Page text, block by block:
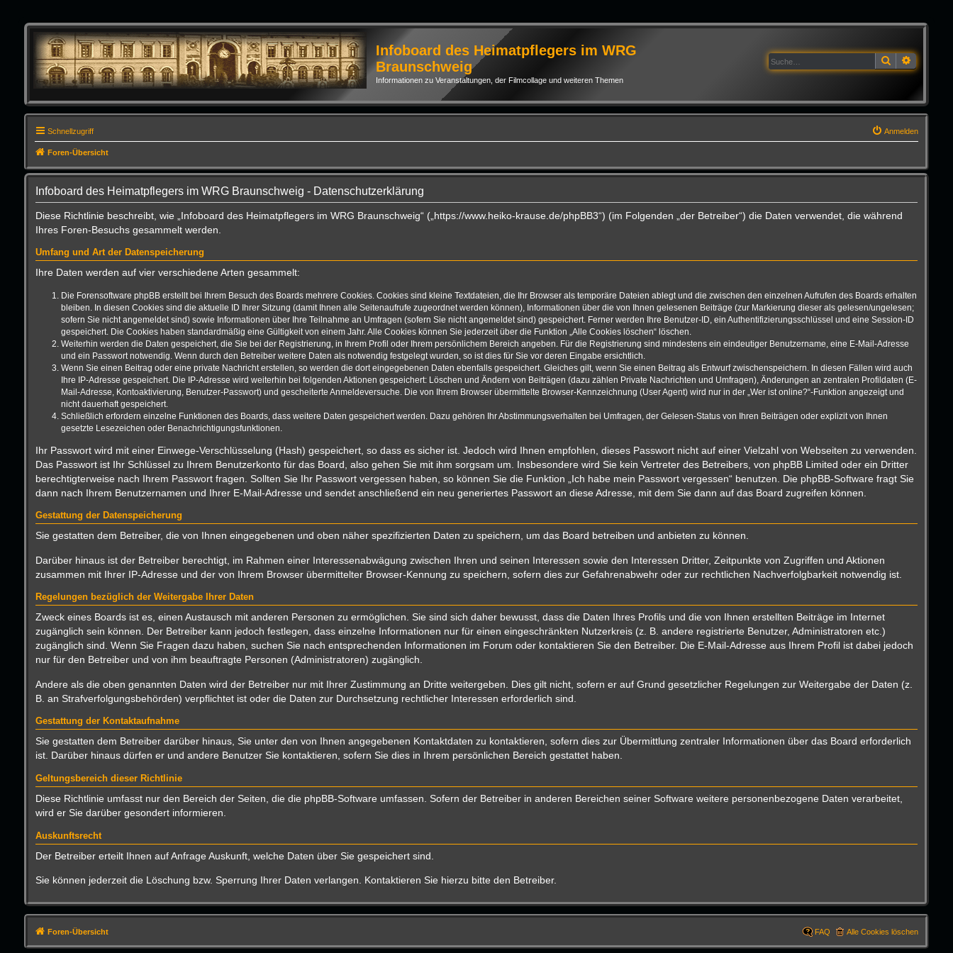
Infoboard des Heimatpflegers im WRG
Braunschweig
Informationen zu Veranstaltungen, der Filmcollage und weiteren Themen
Suche
Schnellzugriff Anmelden
Foren-Übersicht
Infoboard des Heimatpflegers im WRG Braunschweig - Datenschutzerklärung
Diese Richtlinie beschreibt, wie „Infoboard des Heimatpflegers im WRG Braunschweig“ („https://www.heiko-krause.de/phpBB3“) (im Folgenden „der Betreiber“) die Daten verwendet, die während
Ihres Foren-Besuchs gesammelt werden.
Umfang und Art der Datenspeicherung
Ihre Daten werden auf vier verschiedene Arten gesammelt:
Die Forensoftware phpBB erstellt bei Ihrem Besuch des Boards mehrere Cookies. Cookies sind kleine Textdateien, die Ihr Browser als temporäre Dateien ablegt und die zwischen den einzelnen Aufrufen des Boards erhalten
bleiben. In diesen Cookies sind die aktuelle ID Ihrer Sitzung (damit Ihnen alle Seitenaufrufe zugeordnet werden können), Informationen über die von Ihnen gelesenen Beiträge (zur Markierung dieser als gelesen/ungelesen;
sofern Sie nicht angemeldet sind) sowie Informationen über Ihre Teilnahme an Umfragen (sofern Sie nicht angemeldet sind) gespeichert. Ferner werden Ihre Benutzer-ID, ein Authentifizierungsschlüssel und eine Session-ID
gespeichert. Die Cookies haben standardmäßig eine Gültigkeit von einem Jahr. Alle Cookies können Sie jederzeit über die Funktion „Alle Cookies löschen“ löschen.
Weiterhin werden die Daten gespeichert, die Sie bei der Registrierung, in Ihrem Profil oder Ihrem persönlichem Bereich angeben. Für die Registrierung sind mindestens ein eindeutiger Benutzername, eine E-Mail-Adresse
und ein Passwort notwendig. Wenn durch den Betreiber weitere Daten als notwendig festgelegt wurden, so ist dies für Sie vor deren Eingabe ersichtlich.
Wenn Sie einen Beitrag oder eine private Nachricht erstellen, so werden die dort eingegebenen Daten ebenfalls gespeichert. Gleiches gilt, wenn Sie einen Beitrag als Entwurf zwischenspeichern. In diesen Fällen wird auch
Ihre IP-Adresse gespeichert. Die IP-Adresse wird weiterhin bei folgenden Aktionen gespeichert: Löschen und Ändern von Beiträgen (dazu zählen Private Nachrichten und Umfragen), Änderungen an zentralen Profildaten (E-
Mail-Adresse, Kontoaktivierung, Benutzer-Passwort) und gescheiterte Anmeldeversuche. Die von Ihrem Browser übermittelte Browser-Kennzeichnung (User Agent) wird nur in der „Wer ist online?“-Funktion angezeigt und
nicht dauerhaft gespeichert.
Schließlich erfordern einzelne Funktionen des Boards, dass weitere Daten gespeichert werden. Dazu gehören Ihr Abstimmungsverhalten bei Umfragen, der Gelesen-Status von Ihren Beiträgen oder explizit von Ihnen
gesetzte Lesezeichen oder Benachrichtigungsfunktionen.
Ihr Passwort wird mit einer Einwege-Verschlüsselung (Hash) gespeichert, so dass es sicher ist. Jedoch wird Ihnen empfohlen, dieses Passwort nicht auf einer Vielzahl von Webseiten zu verwenden.
Das Passwort ist Ihr Schlüssel zu Ihrem Benutzerkonto für das Board, also gehen Sie mit ihm sorgsam um. Insbesondere wird Sie kein Vertreter des Betreibers, von phpBB Limited oder ein Dritter
berechtigterweise nach Ihrem Passwort fragen. Sollten Sie Ihr Passwort vergessen haben, so können Sie die Funktion „Ich habe mein Passwort vergessen“ benutzen. Die phpBB-Software fragt Sie
dann nach Ihrem Benutzernamen und Ihrer E-Mail-Adresse und sendet anschließend ein neu generiertes Passwort an diese Adresse, mit dem Sie dann auf das Board zugreifen können.
Gestattung der Datenspeicherung
Sie gestatten dem Betreiber, die von Ihnen eingegebenen und oben näher spezifizierten Daten zu speichern, um das Board betreiben und anbieten zu können.
Darüber hinaus ist der Betreiber berechtigt, im Rahmen einer Interessenabwägung zwischen Ihren und seinen Interessen sowie den Interessen Dritter, Zeitpunkte von Zugriffen und Aktionen
zusammen mit Ihrer IP-Adresse und der von Ihrem Browser übermittelter Browser-Kennung zu speichern, sofern dies zur Gefahrenabwehr oder zur rechtlichen Nachverfolgbarkeit notwendig ist.
Regelungen bezüglich der Weitergabe Ihrer Daten
Zweck eines Boards ist es, einen Austausch mit anderen Personen zu ermöglichen. Sie sind sich daher bewusst, dass die Daten Ihres Profils und die von Ihnen erstellten Beiträge im Internet
zugänglich sein können. Der Betreiber kann jedoch festlegen, dass einzelne Informationen nur für einen eingeschränkten Nutzerkreis (z. B. andere registrierte Benutzer, Administratoren etc.)
zugänglich sind. Wenn Sie Fragen dazu haben, suchen Sie nach entsprechenden Informationen im Forum oder kontaktieren Sie den Betreiber. Die E-Mail-Adresse aus Ihrem Profil ist dabei jedoch
nur für den Betreiber und von ihm beauftragte Personen (Administratoren) zugänglich.
Andere als die oben genannten Daten wird der Betreiber nur mit Ihrer Zustimmung an Dritte weitergeben. Dies gilt nicht, sofern er auf Grund gesetzlicher Regelungen zur Weitergabe der Daten (z.
B. an Strafverfolgungsbehörden) verpflichtet ist oder die Daten zur Durchsetzung rechtlicher Interessen erforderlich sind.
Gestattung der Kontaktaufnahme
Sie gestatten dem Betreiber darüber hinaus, Sie unter den von Ihnen angegebenen Kontaktdaten zu kontaktieren, sofern dies zur Übermittlung zentraler Informationen über das Board erforderlich
ist. Darüber hinaus dürfen er und andere Benutzer Sie kontaktieren, sofern Sie dies in Ihrem persönlichen Bereich gestattet haben.
Geltungsbereich dieser Richtlinie
Diese Richtlinie umfasst nur den Bereich der Seiten, die die phpBB-Software umfassen. Sofern der Betreiber in anderen Bereichen seiner Software weitere personenbezogene Daten verarbeitet,
wird er Sie darüber gesondert informieren.
Auskunftsrecht
Der Betreiber erteilt Ihnen auf Anfrage Auskunft, welche Daten über Sie gespeichert sind.
Sie können jederzeit die Löschung bzw. Sperrung Ihrer Daten verlangen. Kontaktieren Sie hierzu bitte den Betreiber.
Foren-Übersicht Alle Cookies löschen
FAQ